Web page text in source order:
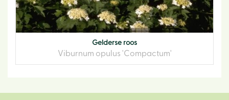
Gelderse roos
Viburnum opulus 'Compactum'